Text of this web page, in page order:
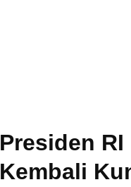
Presiden
Kembali